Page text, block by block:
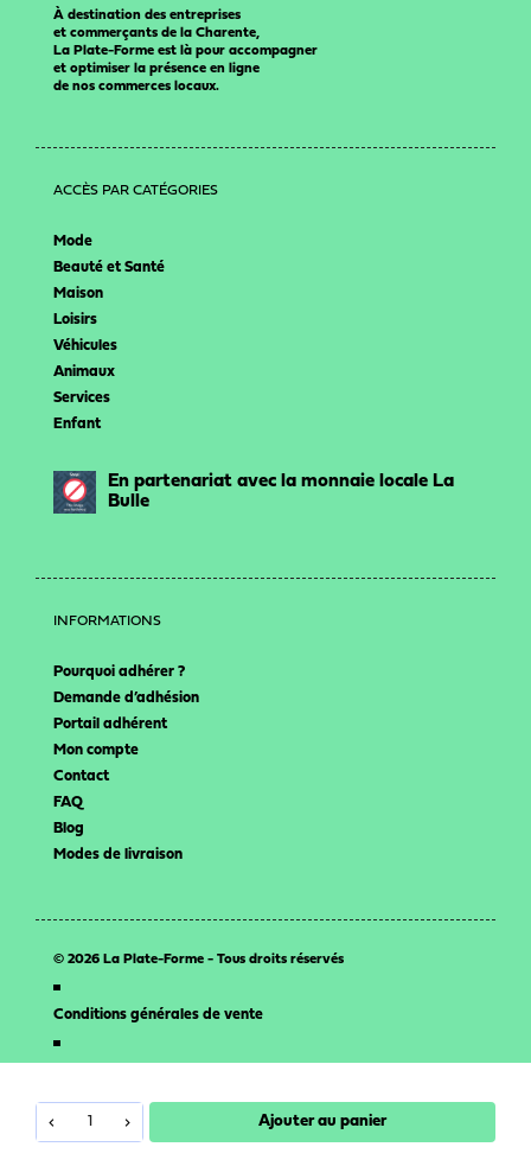
Ajouter au panier
À destination des entreprises
et commerçants de la Charente,
La Plate-Forme est là pour accompagner
et optimiser la présence en ligne
de nos commerces locaux.
ACCÈS PAR CATÉGORIES
Mode
Beauté et Santé
Maison
Loisirs
Véhicules
Animaux
Services
Enfant
En partenariat avec la monnaie locale La
Bulle
INFORMATIONS
Pourquoi adhérer ?
Demande d’adhésion
Portail adhérent
Mon compte
Contact
FAQ
Blog
Modes de livraison
© 2026 La Plate-Forme - Tous droits réservés
Conditions générales de vente
Propulsé avec agence web 16h33